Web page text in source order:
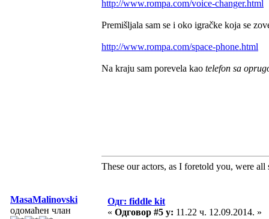
http://www.rompa.com/voice-changer.html
Premišljala sam se i oko igračke koja se
http://www.rompa.com/space-phone.html
Na kraju sam porevela kao telefon sa
These our actors, as I foretold you, were
MasaMalinovski
одомаћен члан
Одг: fiddle kit
« Одговор #5 у: 11.22 ч. 12.09.2014. »